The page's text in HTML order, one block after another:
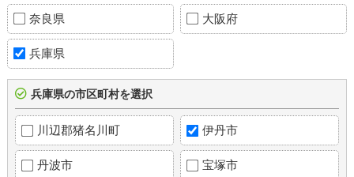
奈良県 大阪府
兵庫県
兵庫県の市区町村を選択
川辺郡猪名川町 伊丹市
丹波市 宝塚市